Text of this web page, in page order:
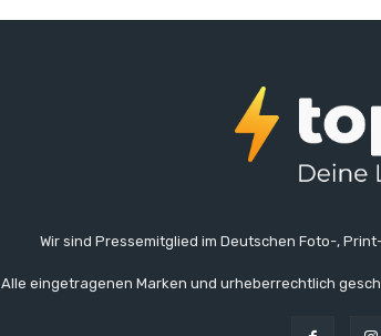
Wir sind Pressemitglied im Deutschen Foto-,
Alle eingetragenen Marken und urheberrechtlich